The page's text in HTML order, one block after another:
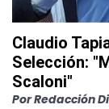
Claudio
Selección:
Scaloni"
PorRedacción